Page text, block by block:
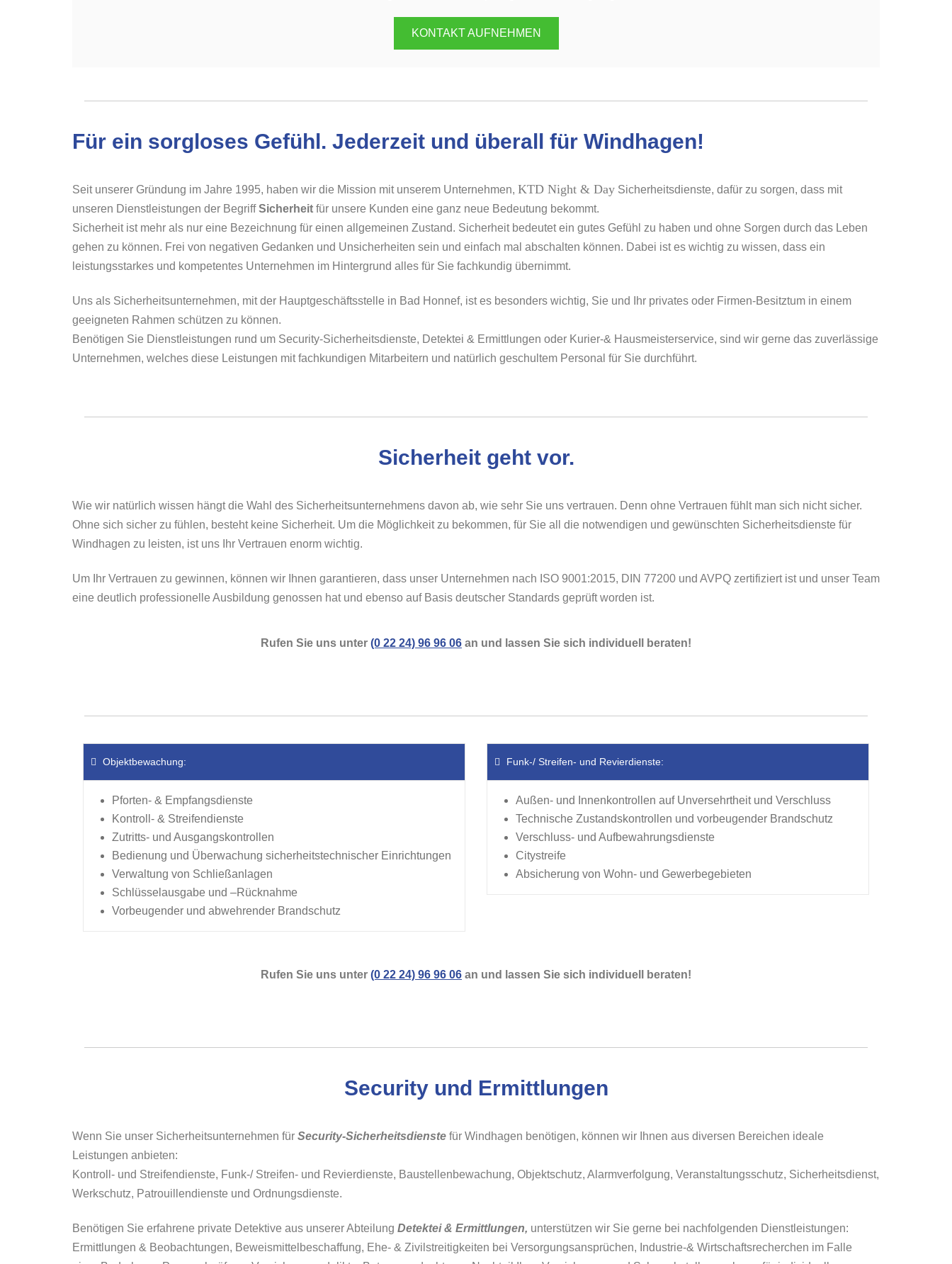
KONTAKT AUFNEHMEN
Für ein sorgloses Gefühl. Jederzeit und überall für Windhagen!
Seit unserer Gründung im Jahre 1995, haben wir die Mission mit unserem Unternehmen, KTD Night & Day Sicherheitsdienste, dafür zu sorgen, dass mit
unseren Dienstleistungen der BegriffSicherheit für unsere Kunden eine ganz neue Bedeutung bekommt.
Sicherheit ist mehr als nur eine Bezeichnung für einen allgemeinen Zustand. Sicherheit bedeutet ein gutes Gefühl zu haben und ohne Sorgen durch das Leben
gehen zu können. Frei von negativen Gedanken und Unsicherheiten sein und einfach mal abschalten können. Dabei ist es wichtig zu wissen, dass ein
leistungsstarkes und kompetentes Unternehmen im Hintergrund alles für Sie fachkundig übernimmt.
Uns als Sicherheitsunternehmen, mit der Hauptgeschäftsstelle in Bad Honnef, ist es besonders wichtig, Sie und Ihr privates oder Firmen-Besitztum in einem
geeigneten Rahmen schützen zu können.
Benötigen Sie Dienstleistungen rund um Security-Sicherheitsdienste, Detektei & Ermittlungen oder Kurier-& Hausmeisterservice, sind wir gerne das zuverlässige
Unternehmen, welches diese Leistungen mit fachkundigen Mitarbeitern und natürlich geschultem Personal für Sie durchführt.
Sicherheit geht vor.
Wie wir natürlich wissen hängt die Wahl des Sicherheitsunternehmens davon ab, wie sehr Sie uns vertrauen. Denn ohne Vertrauen fühlt man sich nicht sicher.
Ohne sich sicher zu fühlen, besteht keine Sicherheit. Um die Möglichkeit zu bekommen, für Sie all die notwendigen und gewünschten Sicherheitsdienste für
Windhagen zu leisten, ist uns Ihr Vertrauen enorm wichtig.
Um Ihr Vertrauen zu gewinnen, können wir Ihnen garantieren, dass unser Unternehmen nach ISO 9001:2015, DIN 77200 und AVPQ zertifiziert ist und unser Team
eine deutlich professionelle Ausbildung genossen hat und ebenso auf Basis deutscher Standards geprüft worden ist.
Rufen Sie uns unter (0 22 24) 96 96 06 an und lassen Sie sich individuell beraten!
Objektbewachung:
Pforten- & Empfangsdienste
Kontroll- & Streifendienste
Zutritts- und Ausgangskontrollen
Bedienung und Überwachung sicherheitstechnischer Einrichtungen
Verwaltung von Schließanlagen
Schlüsselausgabe und –Rücknahme
Vorbeugender und abwehrender Brandschutz
Funk-/ Streifen- und Revierdienste:
Außen- und Innenkontrollen auf Unversehrtheit und Verschluss
Technische Zustandskontrollen und vorbeugender Brandschutz
Verschluss- und Aufbewahrungsdienste
Citystreife
Absicherung von Wohn- und Gewerbegebieten
Rufen Sie uns unter (0 22 24) 96 96 06 an und lassen Sie sich individuell beraten!
Security und Ermittlungen
Wenn Sie unser Sicherheitsunternehmen für Security-Sicherheitsdienste für Windhagen benötigen, können wir Ihnen aus diversen Bereichen ideale
Leistungen anbieten:
Kontroll- und Streifendienste, Funk-/ Streifen- und Revierdienste, Baustellenbewachung, Objektschutz, Alarmverfolgung, Veranstaltungsschutz, Sicherheitsdienst,
Werkschutz, Patrouillendienste und Ordnungsdienste.
Benötigen Sie erfahrene private Detektive aus unserer Abteilung Detektei & Ermittlungen, unterstützen wir Sie gerne bei nachfolgenden Dienstleistungen:
Ermittlungen & Beobachtungen, Beweismittelbeschaffung, Ehe- & Zivilstreitigkeiten bei Versorgungsansprüchen, Industrie-& Wirtschaftsrecherchen im Falle